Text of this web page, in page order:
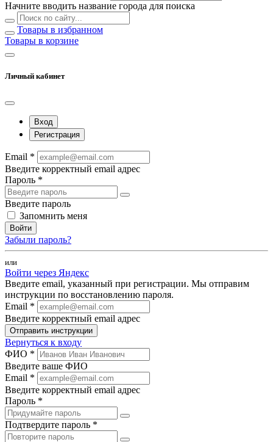
Начните вводить название города для поиска
Товары в избранном
Товары в корзине
Личный кабинет
Вход
Регистрация
Email *
Введите корректный email адрес
Пароль *
Введите пароль
Запомнить меня
Войти
Забыли пароль?
или
Войти через Яндекс
Введите email, указанный при регистрации. Мы отправим
инструкции по восстановлению пароля.
Email *
Введите корректный email адрес
Отправить инструкции
Вернуться к входу
ФИО *
Введите ваше ФИО
Email *
Введите корректный email адрес
Пароль *
Подтвердите пароль *